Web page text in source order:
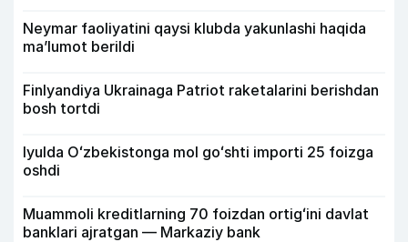
Neymar faoliyatini qaysi klubda yakunlashi haqida
ma’lumot berildi
Finlyandiya Ukrainaga Patriot raketalarini berishdan
bosh tortdi
Iyulda Oʻzbekistonga mol goʻshti importi 25 foizga
oshdi
Muammoli kreditlarning 70 foizdan ortigʻini davlat
banklari ajratgan — Markaziy bank